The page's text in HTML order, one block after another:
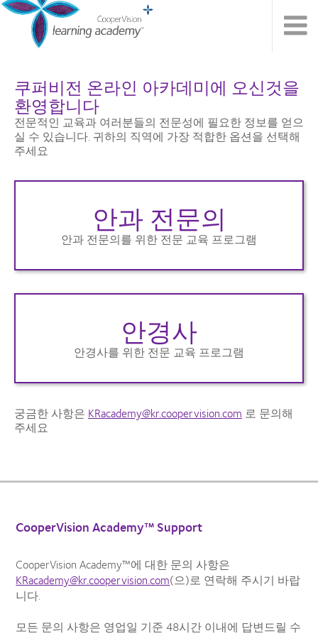
쿠퍼비전 온라인 아카데미에 오신것을
환영합니다
전문적인 교육과 여러분들의 전문성에 필요한 정보를 얻으
실 수 있습니다. 귀하의 직역에 가장 적합한 옵션을 선택해
주세요
안과 전문의
안과 전문의를 위한 전문 교육 프로그램
안경사
안경사를 위한 전문 교육 프로그램
궁금한 사항은 KRacademy@kr.coopervision.com 로 문의해
주세요
CooperVision Academy™ Support
CooperVision Academy™에 대한 문의 사항은
KRacademy@kr.coopervision.com(으)로 연락해 주시기 바랍
니다.
모든 문의 사항은 영업일 기준 48시간 이내에 답변드릴 수